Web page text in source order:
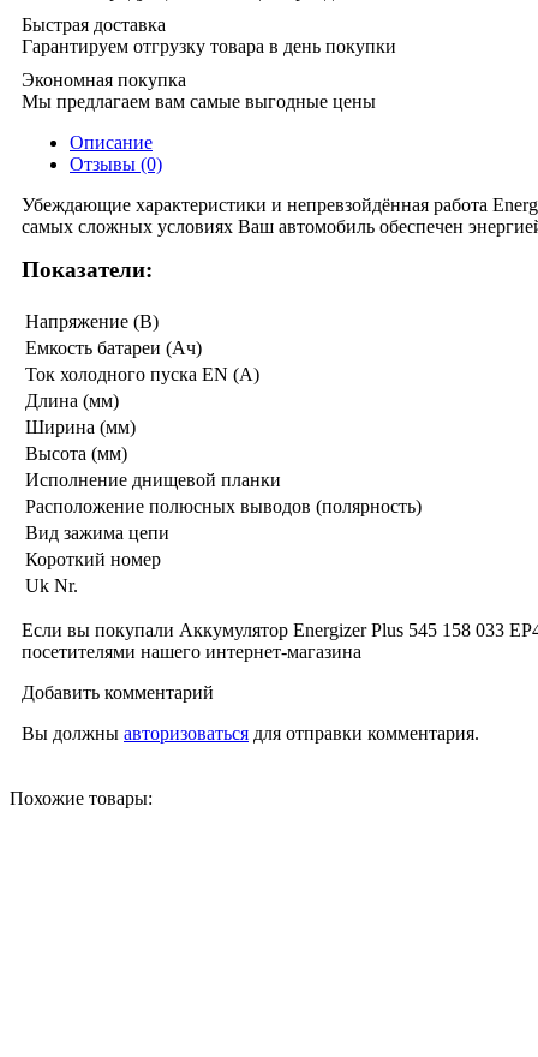
Быстрая доставка
Гарантируем отгрузку товара в день покупки
Экономная покупка
Мы предлагаем вам самые выгодные цены
Описание
Отзывы (0)
Убеждающие характеристики и непревзойдённая работа
самых сложных условиях Ваш автомобиль обеспечен
Показатели:
Напряжение (В)
Емкость батареи (Ач)
Ток холодного пуска EN (A)
Длина (мм)
Ширина (мм)
Высота (мм)
Исполнение днищевой планки
Расположение полюсных выводов (полярность)
Вид зажима цепи
Короткий номер
Uk Nr.
Если вы покупали Аккумулятор Energizer Plus 545 158 033
посетителями нашего интернет-магазина
Добавить комментарий
Вы должны авторизоваться для отправки комментария.
Похожие товары: